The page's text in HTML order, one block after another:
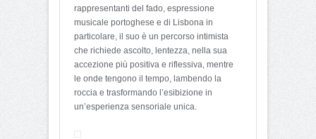
rappresentanti del fado, espressione
musicale portoghese e di Lisbona in
particolare, il suo è un percorso intimista
che richiede ascolto, lentezza, nella sua
accezione più positiva e riflessiva, mentre
le onde tengono il tempo, lambendo la
roccia e trasformando l’esibizione in
un’esperienza sensoriale unica.